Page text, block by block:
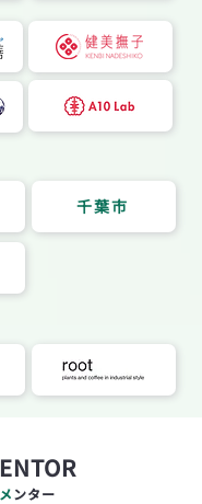
千葉市
ENTOR
​メンター